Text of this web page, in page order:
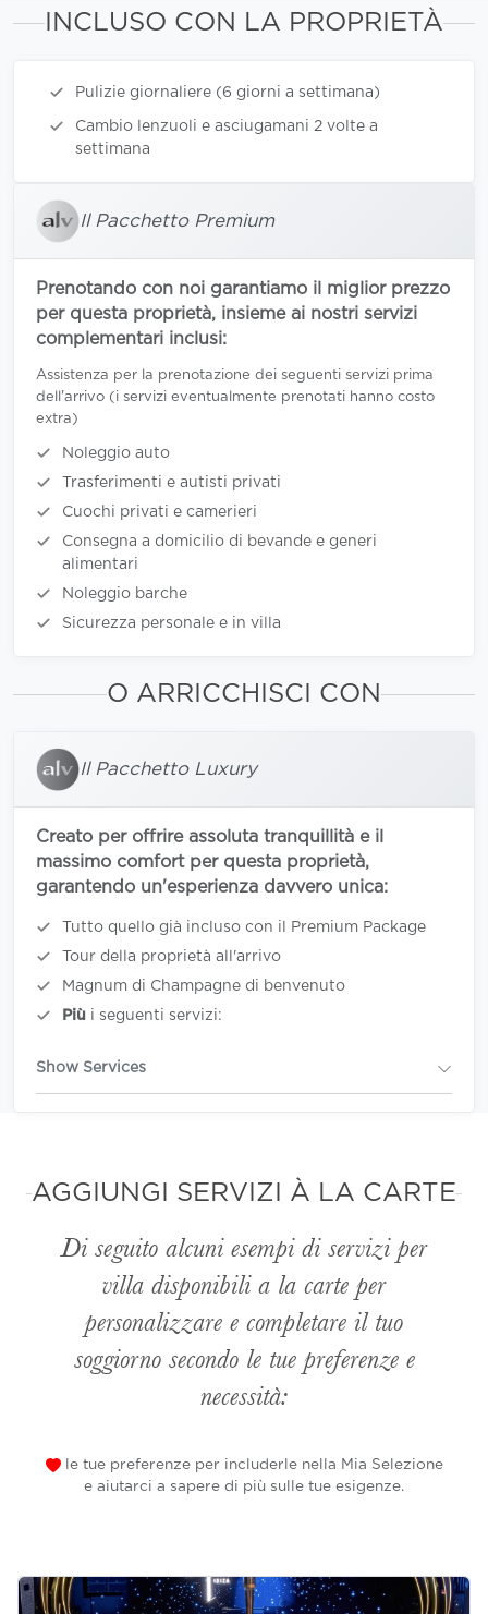
INCLUSO CON LA PROPRIETÀ
Pulizie giornaliere (6 giorni a settimana)
Cambio lenzuoli e asciugamani 2 volte a
settimana
Il Pacchetto Premium
Prenotando con noi garantiamo il miglior prezzo
per questa proprietà, insieme ai nostri servizi
complementari inclusi:
Assistenza per la prenotazione dei seguenti servizi prima
dell'arrivo (i servizi eventualmente prenotati hanno costo
extra)
Noleggio auto
Trasferimenti e autisti privati
Cuochi privati e camerieri
Consegna a domicilio di bevande e generi
alimentari
Noleggio barche
Sicurezza personale e in villa
O ARRICCHISCI CON
Il Pacchetto Luxury
Creato per offrire assoluta tranquillità e il
massimo comfort per questa proprietà,
garantendo un'esperienza davvero unica:
Tutto quello già incluso con il Premium Package
Tour della proprietà all'arrivo
Magnum di Champagne di benvenuto
Più i seguenti servizi:
Show Services
AGGIUNGI SERVIZI À LA CARTE
Di seguito alcuni esempi di servizi per
villa disponibili a la carte per
personalizzare e completare il tuo
soggiorno secondo le tue preferenze e
necessità:
le tue preferenze per includerle nella Mia Selezione
e aiutarci a sapere di più sulle tue esigenze.